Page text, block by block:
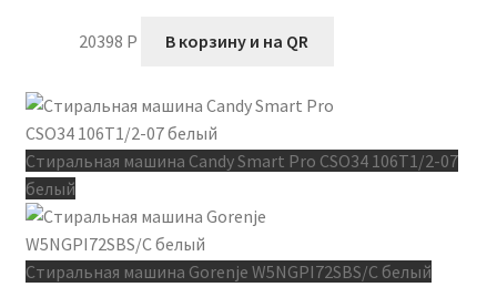
20398 P В корзину и на QR
Стиральная машина Candy Smart Pro CSO34 106T1/2-07
белый
Стиральная машина Gorenje W5NGPI72SBS/C белый